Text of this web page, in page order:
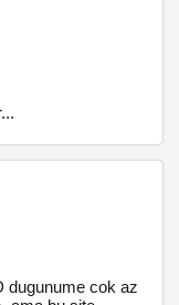
dugunume cok az